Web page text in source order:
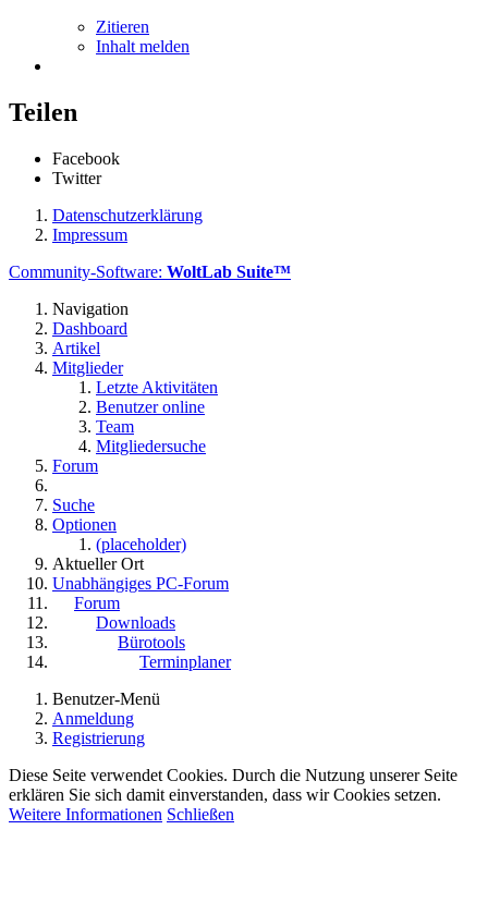
Zitieren
Inhalt melden
Teilen
Facebook
Twitter
Datenschutzerklärung
Impressum
Community-Software: WoltLab Suite™
Navigation
Dashboard
Artikel
Mitglieder
Letzte Aktivitäten
Benutzer online
Team
Mitgliedersuche
Forum
Suche
Optionen
(placeholder)
Aktueller Ort
Unabhängiges PC-Forum
Forum
Downloads
Bürotools
Terminplaner
Benutzer-Menü
Anmeldung
Registrierung
Diese Seite verwendet Cookies. Durch die Nutzung unserer Seite
erklären Sie sich damit einverstanden, dass wir Cookies setzen.
Weitere Informationen Schließen